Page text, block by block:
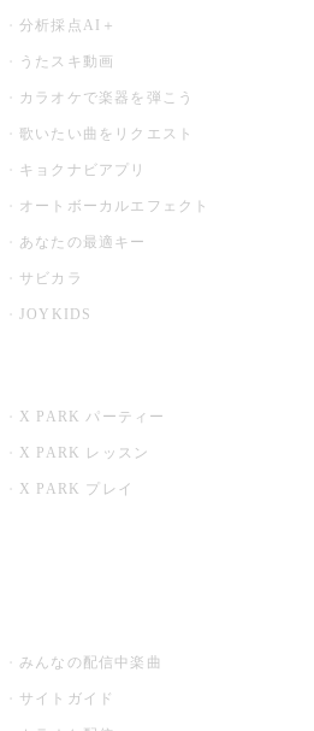
分析採点AI＋
うたスキ動画
カラオケで楽器を弾こう
歌いたい曲をリクエスト
キョクナビアプリ
オートボーカルエフェクト
あなたの最適キー
サビカラ
JOYKIDS
X PARK パーティー
X PARK レッスン
X PARK プレイ
みんなの配信中楽曲
サイトガイド